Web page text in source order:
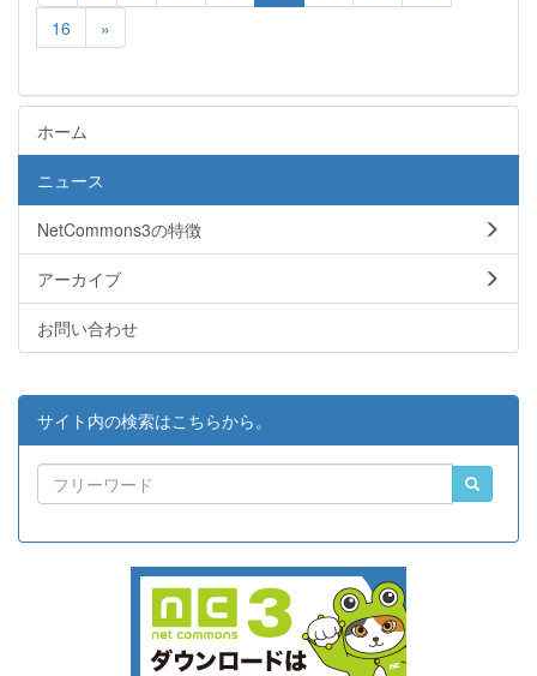
16
»
ホーム
ニュース
NetCommons3の特徴
アーカイブ
お問い合わせ
サイト内の検索はこちらから。